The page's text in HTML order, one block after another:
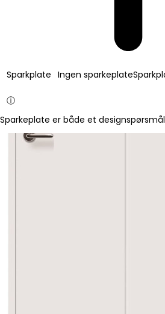
Sparkplate Ingen sparkeplate
ⓘ
Sparkeplate er både et